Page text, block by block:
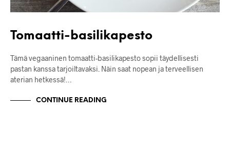
Tomaatti-basilikapesto
Tämä vegaaninen tomaatti-basilikapesto sopii täydellisesti
pastan kanssa tarjoiltavaksi. Näin saat nopean ja terveellisen
aterian hetkessä!…
CONTINUE READING